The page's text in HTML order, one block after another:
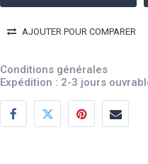
AJOUTER POUR COMPARER
Conditions générales
Expédition : 2-3 jours